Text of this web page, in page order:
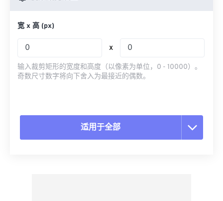
宽 x 高 (px)
x
输入裁剪矩形的宽度和高度（以像素为单位，0 - 10000）。
奇数尺寸数字将向下舍入为最接近的偶数。
适用于全部